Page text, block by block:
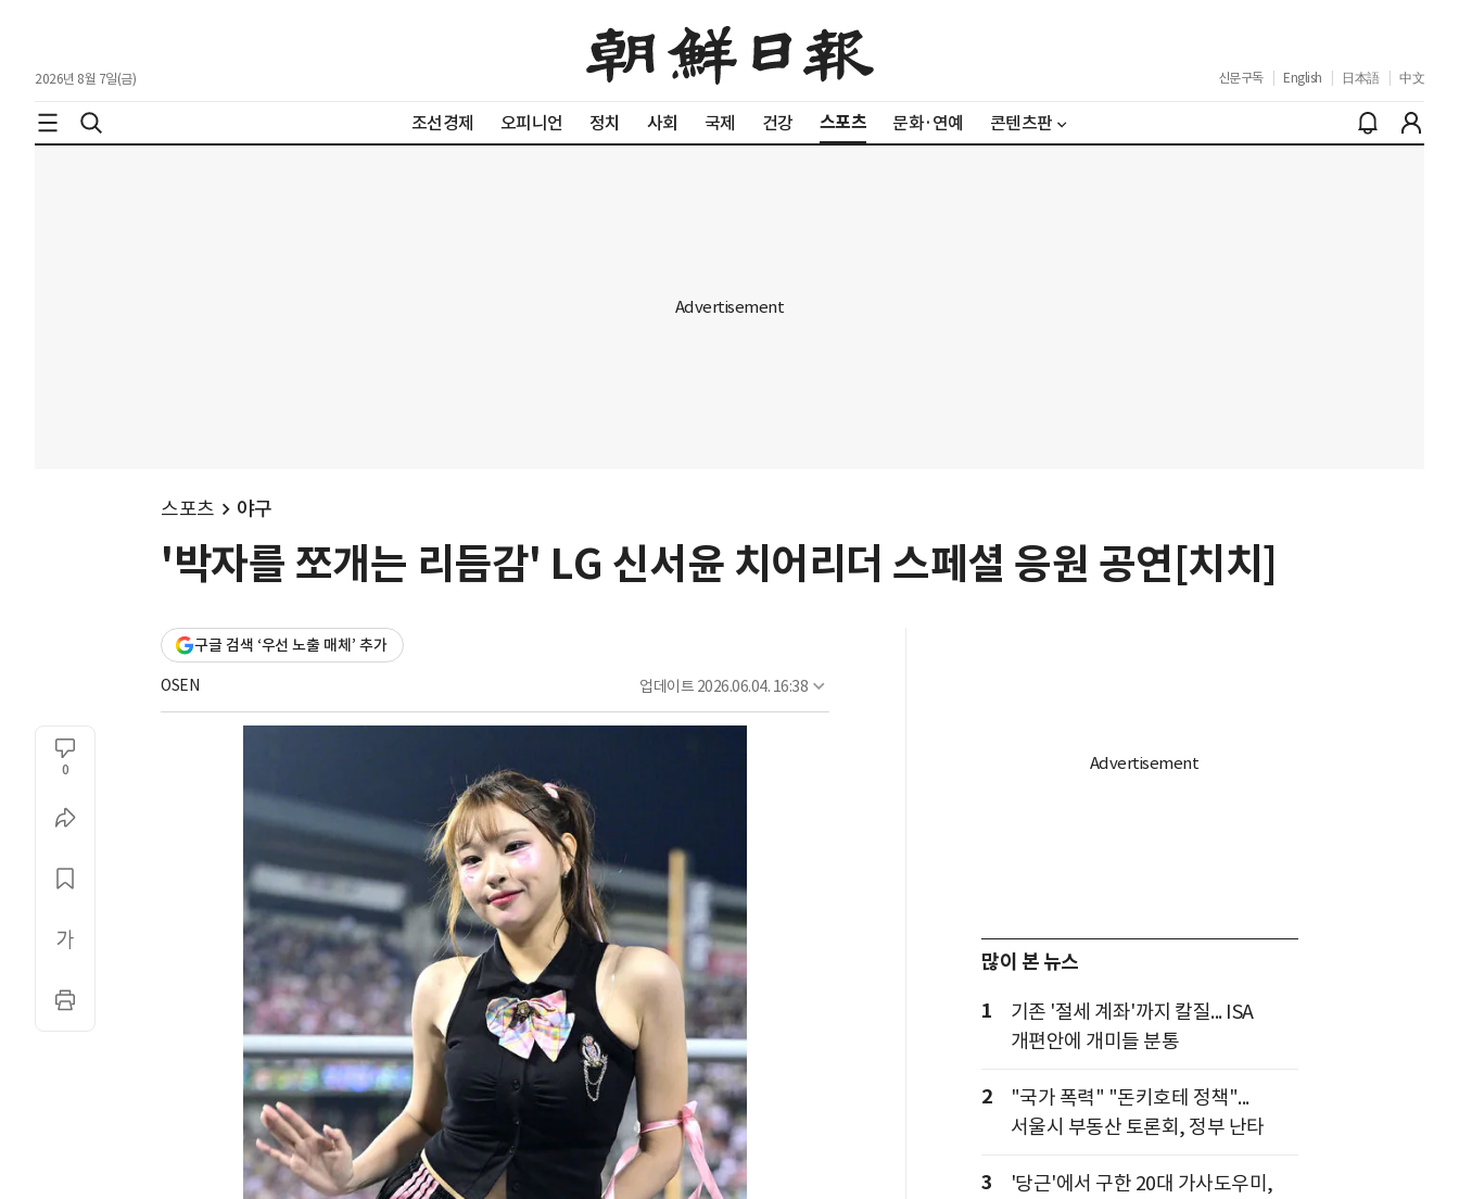
2026년 8월 7일(금) 신문구독 English 日本語 中文
조선경제 오피니언 정치 사회 국제 건강 스포츠 문화·연예 콘텐츠판
스포츠 야구
'박자를 쪼개는 리듬감' LG 신서윤 치어리더 스페셜 응원 공연[치치]
구글 검색 ‘우선 노출 매체’ 추가
OSEN 업데이트 2026.06.04. 16:38
0
많이 본 뉴스
1
기존 '절세 계좌'까지 칼질... ISA
개편안에 개미들 분통
2
"국가 폭력" "돈키호테 정책"...
서울시 부동산 토론회, 정부 난타
3
'당근'에서 구한 20대 가사도우미,